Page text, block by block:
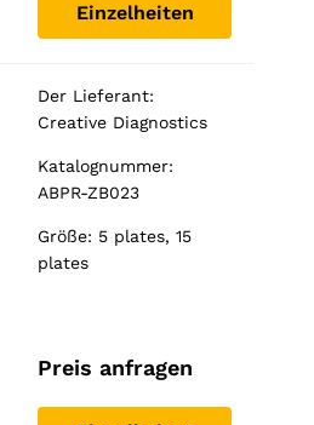
Einzelheiten
Der Lieferant:
Creative Diagnostics
Katalognummer:
ABPR-ZB023
Größe: 5 plates, 15
plates
Preis anfragen